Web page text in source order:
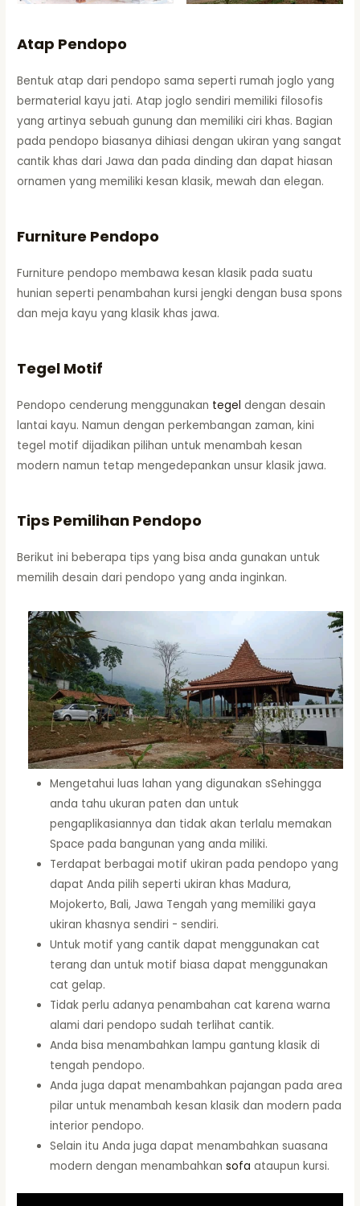
Atap Pendopo
Bentuk atap dari pendopo sama seperti rumah joglo yang
bermaterial kayu jati. Atap joglo sendiri memiliki filosofis
yang artinya sebuah gunung dan memiliki ciri khas. Bagian
pada pendopo biasanya dihiasi dengan ukiran yang sangat
cantik khas dari Jawa dan pada dinding dan dapat hiasan
ornamen yang memiliki kesan klasik, mewah dan elegan.
Furniture Pendopo
Furniture pendopo membawa kesan klasik pada suatu
hunian seperti penambahan kursi jengki dengan busa spons
dan meja kayu yang klasik khas jawa.
Tegel Motif
Pendopo cenderung menggunakan tegel dengan desain
lantai kayu. Namun dengan perkembangan zaman, kini
tegel motif dijadikan pilihan untuk menambah kesan
modern namun tetap mengedepankan unsur klasik jawa.
Tips Pemilihan Pendopo
Berikut ini beberapa tips yang bisa anda gunakan untuk
memilih desain dari pendopo yang anda inginkan.
Mengetahui luas lahan yang digunakan sSehingga
anda tahu ukuran paten dan untuk
pengaplikasiannya dan tidak akan terlalu memakan
Space pada bangunan yang anda miliki.
Terdapat berbagai motif ukiran pada pendopo yang
dapat Anda pilih seperti ukiran khas Madura,
Mojokerto, Bali, Jawa Tengah yang memiliki gaya
ukiran khasnya sendiri - sendiri.
Untuk motif yang cantik dapat menggunakan cat
terang dan untuk motif biasa dapat menggunakan
cat gelap.
Tidak perlu adanya penambahan cat karena warna
alami dari pendopo sudah terlihat cantik.
Anda bisa menambahkan lampu gantung klasik di
tengah pendopo.
Anda juga dapat menambahkan pajangan pada area
pilar untuk menambah kesan klasik dan modern pada
interior pendopo.
Selain itu Anda juga dapat menambahkan suasana
modern dengan menambahkansofa ataupun kursi.